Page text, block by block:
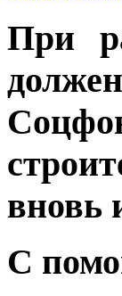
При
вновь
С